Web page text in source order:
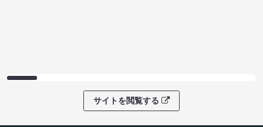
サイトを閲覧する